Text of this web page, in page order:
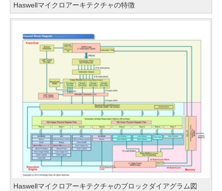
Haswellマイクロアーキテクチャの特徴
Haswellマイクロアーキテクチャのブロックダイアグラム図